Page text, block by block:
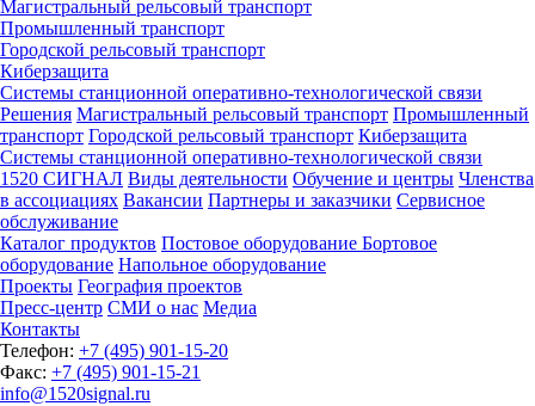
Магистральный рельсовый транспорт
Промышленный транспорт
Городской рельсовый транспорт
Киберзащита
Системы станционной оперативно-технологической связи
Решения Магистральный рельсовый транспорт Промышленный
транспорт Городской рельсовый транспорт Киберзащита
Системы станционной оперативно-технологической связи
1520 СИГНАЛ Виды деятельности Обучение и центры Членства
в ассоциациях Вакансии Партнеры и заказчики Сервисное
обслуживание
Каталог продуктов Постовое оборудование Бортовое
оборудование Напольное оборудование
Проекты География проектов
Пресс-центр СМИ о нас Медиа
Контакты
Телефон: +7 (495) 901-15-20
Факс: +7 (495) 901-15-21
info@1520signal.ru